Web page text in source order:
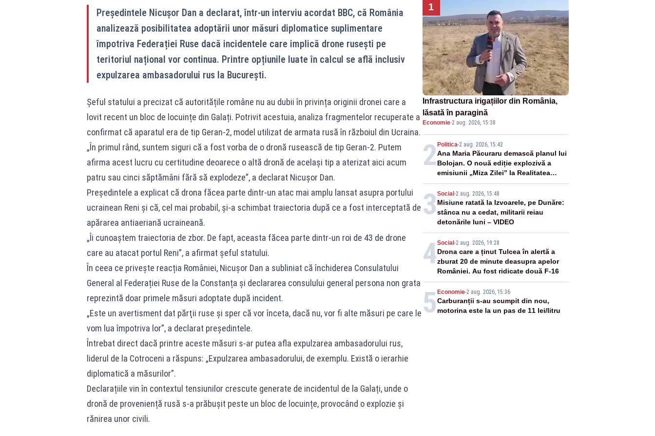
Președintele Nicușor Dan a declarat, într-un interviu acordat BBC, că România
analizează posibilitatea adoptării unor măsuri diplomatice suplimentare
împotriva Federației Ruse dacă incidentele care implică drone rusești pe
teritoriul național vor continua. Printre opțiunile luate în calcul se află inclusiv
expulzarea ambasadorului rus la București.
Șeful statului a precizat că autoritățile române nu au dubii în privința originii dronei care a
lovit recent un bloc de locuințe din Galați. Potrivit acestuia, analiza fragmentelor recuperate a
confirmat că aparatul era de tip Geran-2, model utilizat de armata rusă în războiul din Ucraina.
„În primul rând, suntem siguri că a fost vorba de o dronă rusească de tip Geran-2. Putem
afirma acest lucru cu certitudine deoarece o altă dronă de acelaşi tip a aterizat aici acum
patru sau cinci săptămâni fără să explodeze”, a declarat Nicușor Dan.
Președintele a explicat că drona făcea parte dintr-un atac mai amplu lansat asupra portului
ucrainean Reni și că, cel mai probabil, și-a schimbat traiectoria după ce a fost interceptată de
apărarea antiaeriană ucraineană.
„Îi cunoaştem traiectoria de zbor. De fapt, aceasta făcea parte dintr-un roi de 43 de drone
care au atacat portul Reni”, a afirmat șeful statului.
În ceea ce privește reacția României, Nicușor Dan a subliniat că închiderea Consulatului
General al Federației Ruse de la Constanța și declararea consulului general persona non grata
reprezintă doar primele măsuri adoptate după incident.
„Este un avertisment dat părţii ruse şi sper că vor înceta, dacă nu, vor fi alte măsuri pe care le
vom lua împotriva lor”, a declarat președintele.
Întrebat direct dacă printre aceste măsuri s-ar putea afla expulzarea ambasadorului rus,
liderul de la Cotroceni a răspuns: „Expulzarea ambasadorului, de exemplu. Există o ierarhie
diplomatică a măsurilor”.
Declarațiile vin în contextul tensiunilor crescute generate de incidentul de la Galați, unde o
dronă de proveniență rusă s-a prăbușit peste un bloc de locuințe, provocând o explozie și
rănirea unor civili.
1
Infrastructura irigațiilor din România,
lăsată în paragină
Economie·2 aug. 2026, 15:38
2 Politica-2 aug. 2026, 15:42
Ana Maria Păcuraru demască planul lui
Bolojan. O nouă ediție explozivă a
emisiunii „Miza Zilei” la Realitatea
PLUS
3 Social -2 aug. 2026, 15:48
Misiune ratată la Izvoarele, pe Dunăre:
stânca nu a cedat, militarii reiau
detonările luni – VIDEO
4Social -2 aug. 2026, 19:28
Drona care a ținut Tulcea în alertă a
zburat 20 de minute deasupra apelor
României. Au fost ridicate două F-16
5 Economie-2 aug. 2026, 15:36
Carburanții s-au scumpit din nou,
motorina este la un pas de 11 lei/litru